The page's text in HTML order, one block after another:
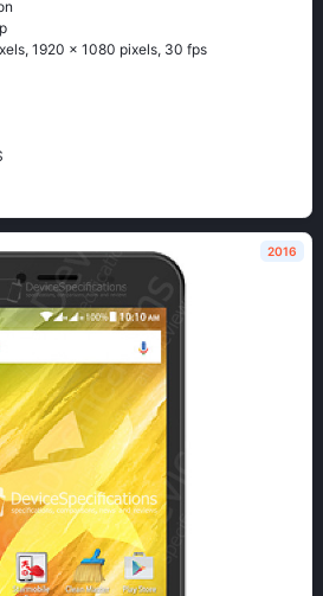
1920 x 1080 pixels, 30 fps
2016